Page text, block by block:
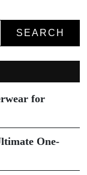
SEARCH
for
One-